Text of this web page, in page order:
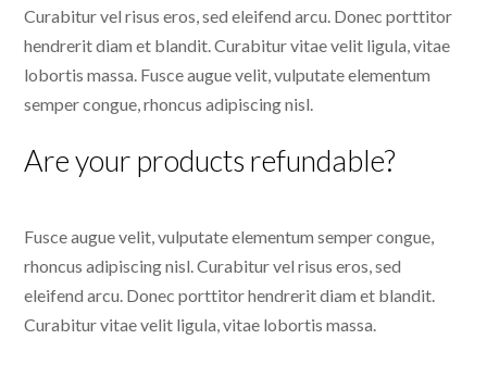
Curabitur vel risus eros, sed eleifend arcu. Donec porttitor
hendrerit diam et blandit. Curabitur vitae velit ligula, vitae
lobortis massa. Fusce augue velit, vulputate elementum
semper congue, rhoncus adipiscing nisl.
Are your products refundable?
Fusce augue velit, vulputate elementum semper congue,
rhoncus adipiscing nisl. Curabitur vel risus eros, sed
eleifend arcu. Donec porttitor hendrerit diam et blandit.
Curabitur vitae velit ligula, vitae lobortis massa.